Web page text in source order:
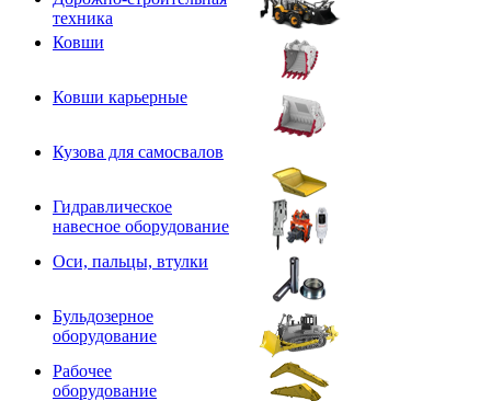
техника
Ковши
Ковши карьерные
Кузова для самосвалов
Гидравлическое
навесное оборудование
Оси, пальцы, втулки
Бульдозерное
оборудование
Рабочее
оборудование